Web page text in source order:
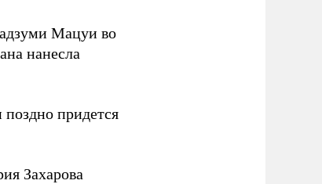
Мацуи во
нанесла
придется
Захарова